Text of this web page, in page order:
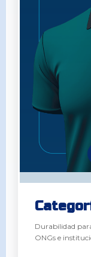
Durabilidad
ONGs e